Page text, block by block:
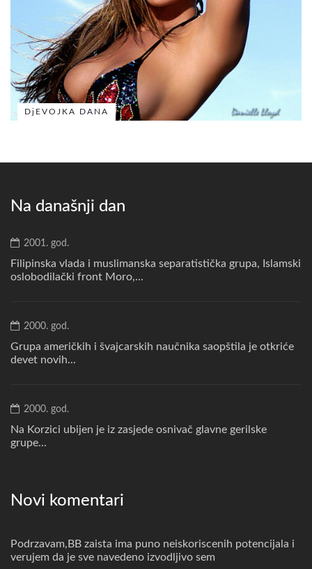
DjEVOJKA DANA
Na današnji dan
2001. god.
Filipinska vlada i muslimanska separatistička grupa, Islamski
oslobodilački front Moro,...
2000. god.
Grupa američkih i švajcarskih naučnika saopštila je otkriće
devet novih...
2000. god.
Na Korzici ubijen je iz zasjede osnivač glavne gerilske
grupe...
Novi komentari
Podrzavam,BB zaista ima puno neiskoriscenih potencijala i
verujem da je sve navedeno izvodljivo sem